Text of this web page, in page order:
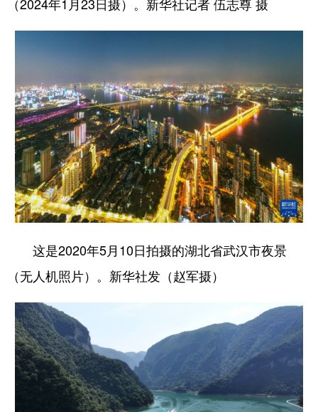
（2024年1月23日摄）。新华社记者 伍志尊 摄
这是2020年5月10日拍摄的湖北省武汉市夜景
（无人机照片）。新华社发（赵军摄）